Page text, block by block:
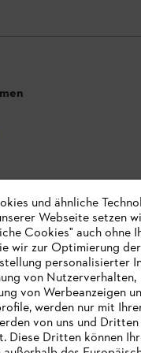
für Lieferunternehmen
Barrierefreiheit
und ähnliche
Webseite setzen
Cookies" auch ohne
wir zur Optimierung der
personalisierter
von Nutzerverhalten,
von Werbeanzeigen
werden nur mit
von uns und Dritten
Diese Dritten können